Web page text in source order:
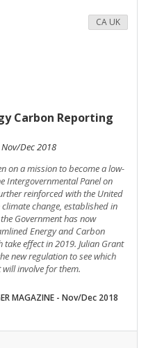
CA UK
Carbon Reporting
Nov/Dec 2018
on a mission to become a low-
Intergovernmental Panel on
reinforced with the United
change, established in
Government has now
Energy and Carbon
take effect in 2019. Julian Grant
new regulation to see which
involve for them.
MAGAZINE - Nov/Dec 2018